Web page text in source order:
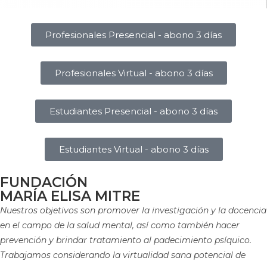
Profesionales Presencial - abono 3 días
Profesionales Virtual - abono 3 días
Estudiantes Presencial - abono 3 días
Estudiantes Virtual - abono 3 días
FUNDACIÓN
MARÍA ELISA MITRE
Nuestros objetivos son promover la investigación y la docencia
en el campo de la salud mental, así como también hacer
prevención y brindar tratamiento al padecimiento psíquico.
Trabajamos considerando la virtualidad sana potencial de